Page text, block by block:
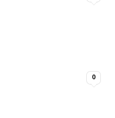
0